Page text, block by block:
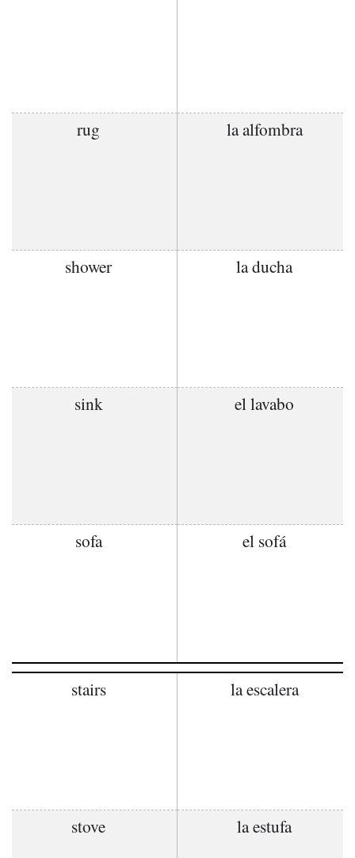
rug la alfombra
shower la ducha
sink el lavabo
sofa el sofá
stairs la escalera
stove la estufa